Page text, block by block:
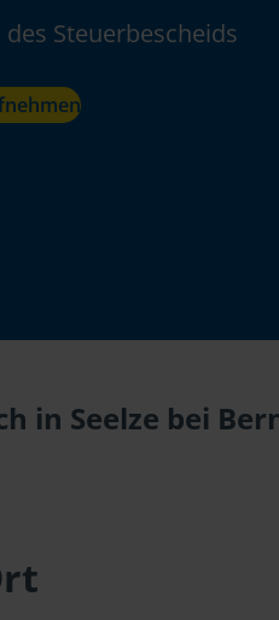
des Steuerbescheids
in Seelze bei